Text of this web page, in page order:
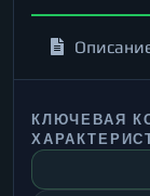
КЛЮЧЕВАЯ